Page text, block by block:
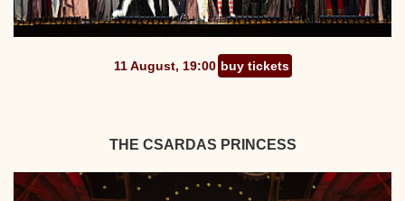
11 August, 19:00 buy tickets
THE CSARDAS PRINCESS